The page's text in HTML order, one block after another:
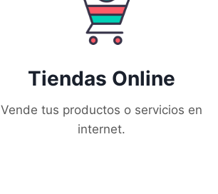
Tiendas Online
Vende tus productos o servicios en
internet.